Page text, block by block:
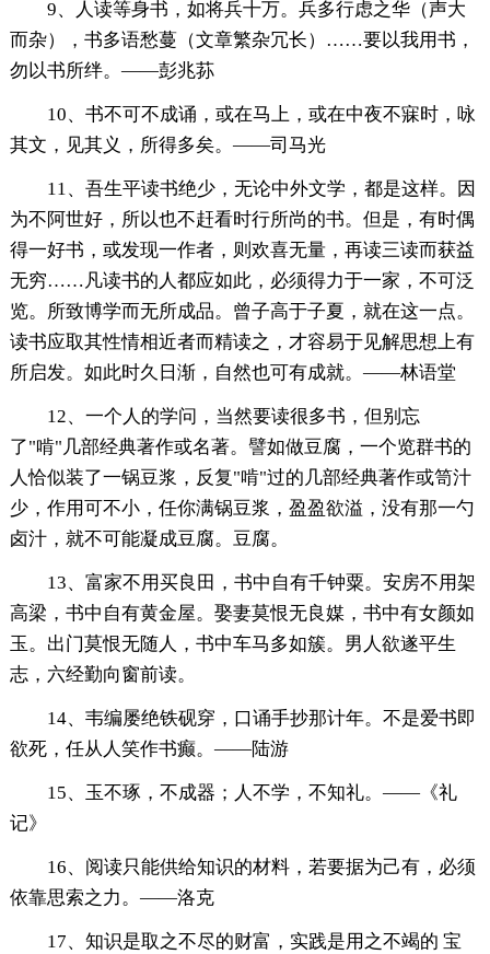
9、人读等身书，如将兵十万。兵多行虑之华（声大
而杂），书多语愁蔓（文章繁杂冗长）……要以我用书，
勿以书所绊。——彭兆荪
10、书不可不成诵，或在马上，或在中夜不寐时，咏
其文，见其义，所得多矣。——司马光
11、吾生平读书绝少，无论中外文学，都是这样。因
为不阿世好，所以也不赶看时行所尚的书。但是，有时偶
得一好书，或发现一作者，则欢喜无量，再读三读而获益
无穷……凡读书的人都应如此，必须得力于一家，不可泛
览。所致博学而无所成品。曾子高于子夏，就在这一点。
读书应取其性情相近者而精读之，才容易于见解思想上有
所启发。如此时久日渐，自然也可有成就。——林语堂
12、一个人的学问，当然要读很多书，但别忘
了"啃"几部经典著作或名著。譬如做豆腐，一个览群书的
人恰似装了一锅豆浆，反复"啃"过的几部经典著作或笥汁
少，作用可不小，任你满锅豆浆，盈盈欲溢，没有那一勺
卤汁，就不可能凝成豆腐。豆腐。
13、富家不用买良田，书中自有千钟粟。安房不用架
高梁，书中自有黄金屋。娶妻莫恨无良媒，书中有女颜如
玉。出门莫恨无随人，书中车马多如簇。男人欲遂平生
志，六经勤向窗前读。
14、韦编屡绝铁砚穿，口诵手抄那计年。不是爱书即
欲死，任从人笑作书癫。——陆游
15、玉不琢，不成器；人不学，不知礼。——《礼
记》
16、阅读只能供给知识的材料，若要据为己有，必须
依靠思索之力。——洛克
17、知识是取之不尽的财富，实践是用之不竭的 宝